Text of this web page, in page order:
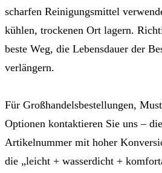
scharfen Reinigungsmittel
kühlen, trockenen Ort lagern.
beste Weg, die Lebensdauer der
verlängern.
Für Großhandelsbestellungen,
Optionen kontaktieren Sie uns –
Artikelnummer mit hoher
die „leicht + wasserdicht +